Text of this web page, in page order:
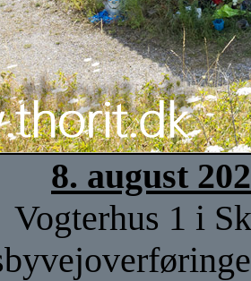
8. august
Vogterhus 1 i